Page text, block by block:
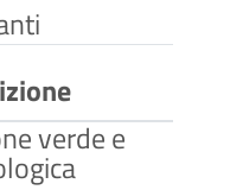
verde e